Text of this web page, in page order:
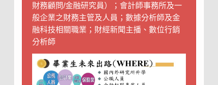
財務顧問/金融研究員）；會計師事務所及一
般企業之財務主管及人員；數據分析師及金
融科技相關職業；財經新聞主播、數位行銷
分析師